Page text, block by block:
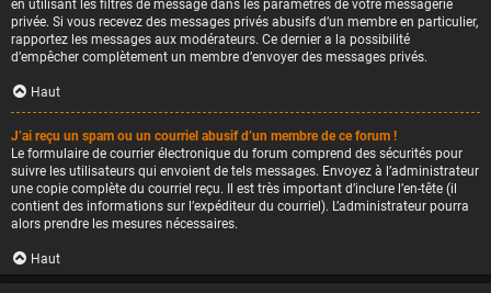
en utilisant les filtres de message dans les paramètres de votre messagerie
privée. Si vous recevez des messages privés abusifs d’un membre en particulier,
rapportez les messages aux modérateurs. Ce dernier a la possibilité
d’empêcher complètement un membre d’envoyer des messages privés.
Haut
J’ai reçu un spam ou un courriel abusif d’un membre de ce forum !
Le formulaire de courrier électronique du forum comprend des sécurités pour
suivre les utilisateurs qui envoient de tels messages. Envoyez à l’administrateur
une copie complète du courriel reçu. Il est très important d’inclure l’en-tête (il
contient des informations sur l’expéditeur du courriel). L’administrateur pourra
alors prendre les mesures nécessaires.
Haut